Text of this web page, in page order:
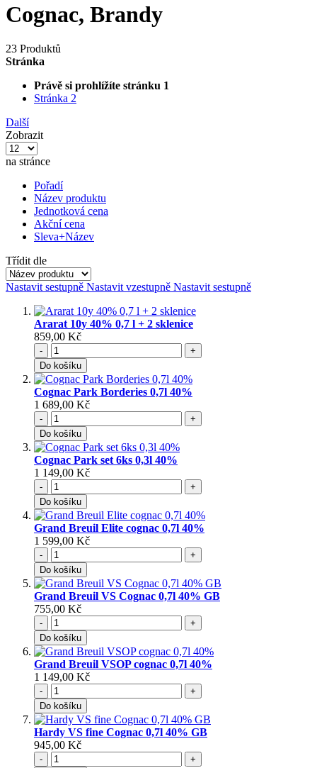
Cognac, Brandy
23 Produktů
Stránka
Právě si prohlížíte stránku 1
Stránka 2
Další
Zobrazit
na stránce
Pořadí
Název produktu
Jednotková cena
Akční cena
Sleva+Název
Třídit dle
Nastavit sestupně Nastavit vzestupně Nastavit sestupně
Ararat 10y 40% 0,7 l + 2 sklenice
859,00 Kč
-
+
Do košíku
Cognac Park Borderies 0,7l 40%
1 689,00 Kč
-
+
Do košíku
Cognac Park set 6ks 0,3l 40%
1 149,00 Kč
-
+
Do košíku
Grand Breuil Elite cognac 0,7l 40%
1 599,00 Kč
-
+
Do košíku
Grand Breuil VS Cognac 0,7l 40% GB
755,00 Kč
-
+
Do košíku
Grand Breuil VSOP cognac 0,7l 40%
1 149,00 Kč
-
+
Do košíku
Hardy VS fine Cognac 0,7l 40% GB
945,00 Kč
-
+